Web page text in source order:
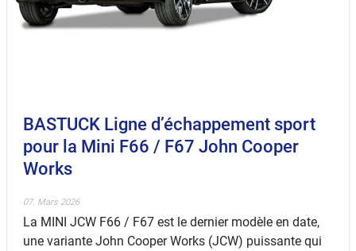
BASTUCK Ligne d’échappement sport
pour la Mini F66 / F67 John Cooper
Works
07. Mars 2026
La MINI JCW F66 / F67 est le dernier modèle en date,
une variante John Cooper Works (JCW) puissante qui